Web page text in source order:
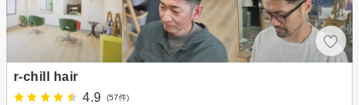
r-chill hair
4.9
(57件)